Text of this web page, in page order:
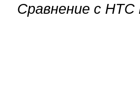
Сравнение с HTC